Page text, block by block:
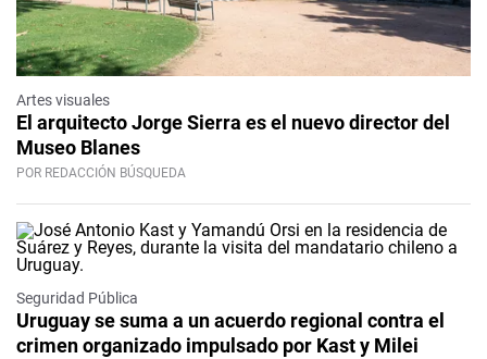
Artes visuales
El arquitecto Jorge Sierra es el nuevo director del
Museo Blanes
POR REDACCIÓN BÚSQUEDA
Seguridad Pública
Uruguay se suma a un acuerdo regional contra el
crimen organizado impulsado por Kast y Milei